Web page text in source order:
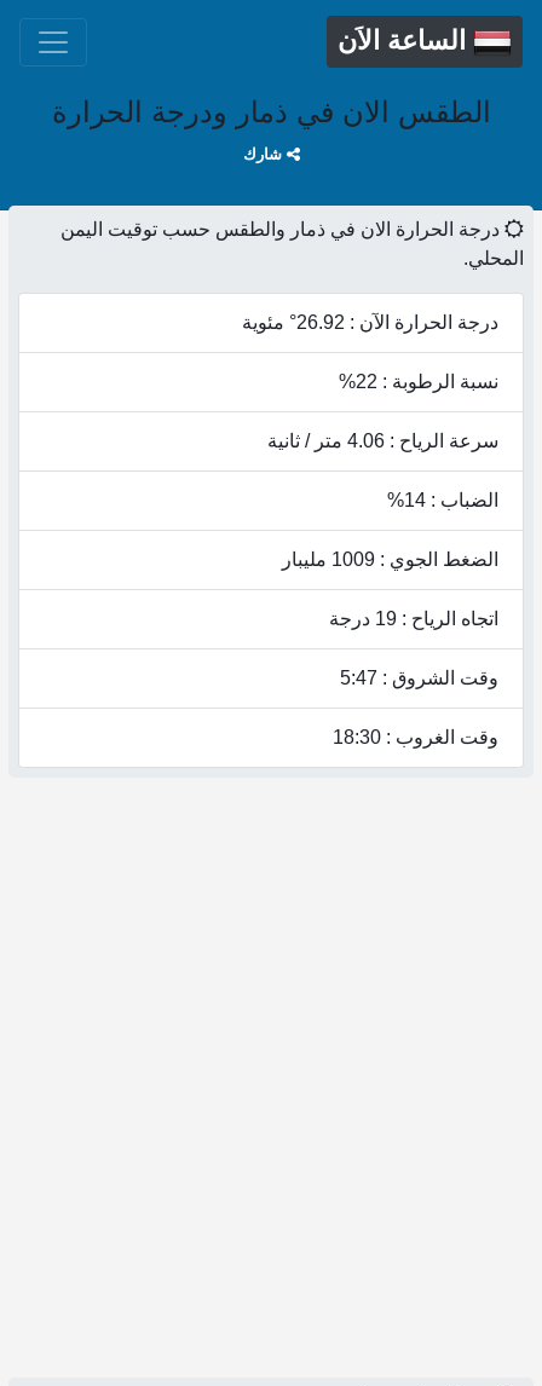
الساعة الاَن
الطقس الان في ذمار ودرجة الحرارة
شارك
درجة الحرارة الان في ذمار والطقس حسب توقيت اليمن
المحلي.
درجة الحرارة الآن : 26.92° مئوية
نسبة الرطوبة : 22%
سرعة الرياح : 4.06 متر / ثانية
الضباب : 14%
الضغط الجوي : 1009 مليبار
اتجاه الرياح : 19 درجة
وقت الشروق : 5:47
وقت الغروب : 18:30